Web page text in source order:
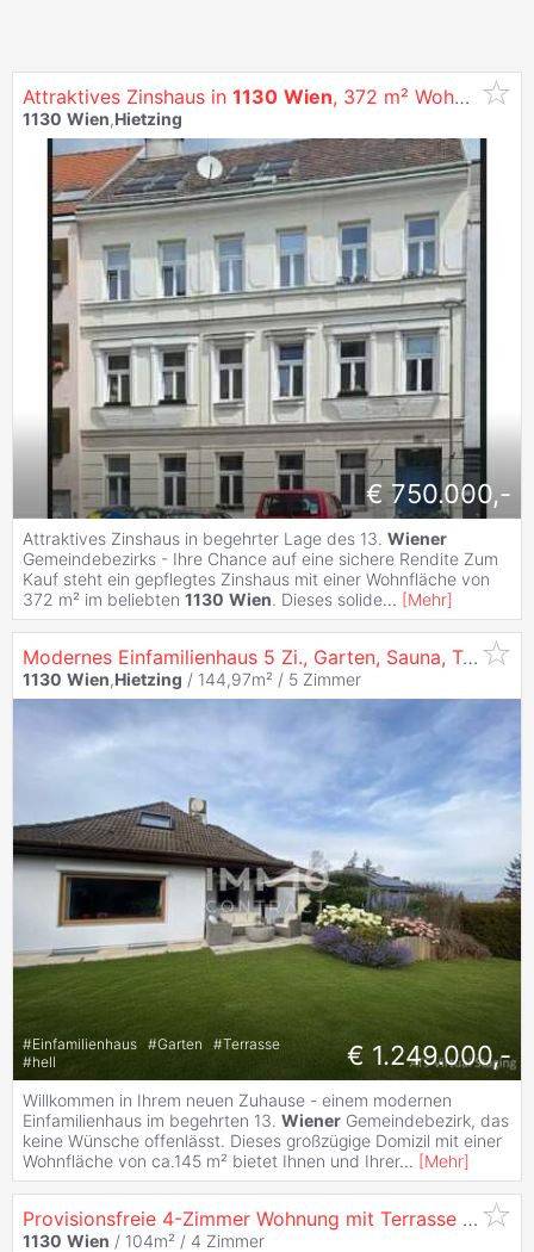
Attraktives Zinshaus in 1130 Wien, 372 m² Wohnfläche, gepflegt
1130 Wien,Hietzing
€ 750.000,-
Attraktives Zinshaus in begehrter Lage des 13. Wiener
Gemeindebezirks - Ihre Chance auf eine sichere Rendite Zum
Kauf steht ein gepflegtes Zinshaus mit einer Wohnfläche von
372 m² im beliebten 1130 Wien. Dieses solide... [Mehr]
Modernes Einfamilienhaus 5 Zi., Garten, Sauna, Terrasse in
1130 Wien,Hietzing / 144,97m² / 5 Zimmer
#Einfamilienhaus #Garten #Terrasse
#hell € 1.249.000,-
Willkommen in Ihrem neuen Zuhause - einem modernen
Einfamilienhaus im begehrten 13. Wiener Gemeindebezirk, das
keine Wünsche offenlässt. Dieses großzügige Domizil mit einer
Wohnfläche von ca.145 m² bietet Ihnen und Ihrer... [Mehr]
Provisionsfreie 4-Zimmer Wohnung mit Terrasse in 1130
1130 Wien / 104m² / 4 Zimmer